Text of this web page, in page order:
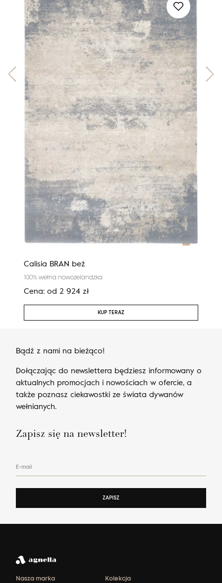
Calisia BRAN beż
100% wełna nowozelandzka
Cena: od 2 924 zł
KUP TERAZ
Bądź z nami na bieżąco!
Dołączając do newslettera będziesz informowany o
aktualnych promocjach i nowościach w ofercie, a
także poznasz ciekawostki ze świata dywanów
wełnianych.
Zapisz się na newsletter!
E-mail
ZAPISZ
Nasza marka Kolekcja